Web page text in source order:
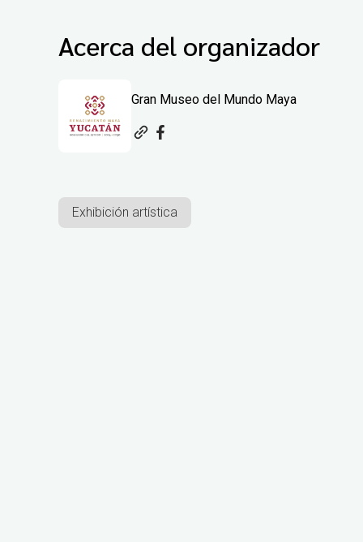
Acerca del organizador
Gran Museo del Mundo Maya
Exhibición artística